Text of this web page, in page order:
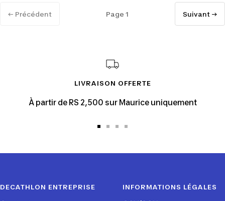
← Précédent Page 1 Suivant →
LIVRAISON OFFERTE
À partir de RS 2,500 sur Maurice uniquement
DECATHLON ENTREPRISE INFORMATIONS LÉGALES